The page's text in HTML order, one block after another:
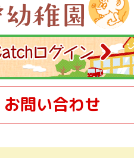
お問い合わせ